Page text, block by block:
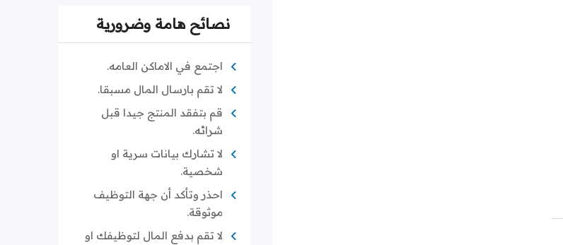
نصائح هامة وضرورية
اجتمع في الاماكن العامه.
لا تقم بارسال المال مسبقا.
قم بتفقد المنتج جيدا قبل
شرائه.
لا تشارك بيانات سرية او
شخصية.
احذر وتأكد أن جهة التوظيف
موثوقة.
لا تقم بدفع المال لتوظيفك او